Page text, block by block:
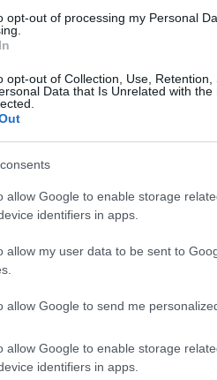
opt-out of processing my Personal
opt-out of Collection, Use,
Data that Is Unrelated with
allow Google to enable storage
identifiers in apps.
allow my user data to be sent to
allow Google to send me
allow Google to enable storage
identifiers in apps.
τους.
Login